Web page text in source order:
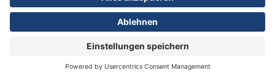
© 2026 KLINIKEN DR. ERLER